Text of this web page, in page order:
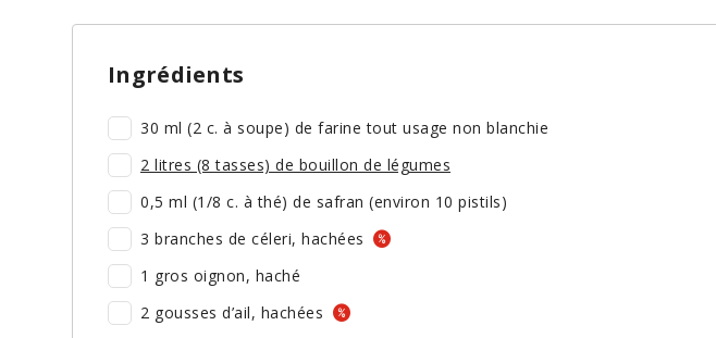
Ingrédients
30 ml (2 c. à soupe) de farine tout usage non blanchie
2 litres (8 tasses) de bouillon de légumes
0,5 ml (1/8 c. à thé) de safran (environ 10 pistils)
3 branches de céleri, hachées
1 gros oignon, haché
2 gousses d’ail, hachées